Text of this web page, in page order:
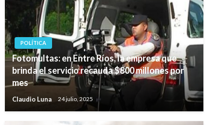
POLÍTICA
Fotomultas: en Entre Ríos, la empresa que
brinda el servicio recauda $800 millones por
mes
Claudio Luna 24 julio, 2025